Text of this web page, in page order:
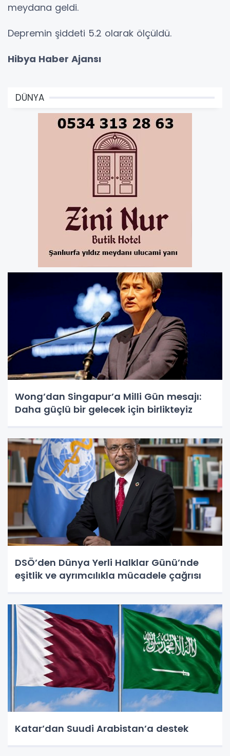
meydana geldi.
Depremin şiddeti 5.2 olarak ölçüldü.
Hibya Haber Ajansı
DÜNYA
Wong’dan Singapur’a Milli Gün mesajı:
Daha güçlü bir gelecek için birlikteyiz
DSÖ’den Dünya Yerli Halklar Günü’nde
eşitlik ve ayrımcılıkla mücadele çağrısı
Katar’dan Suudi Arabistan’a destek